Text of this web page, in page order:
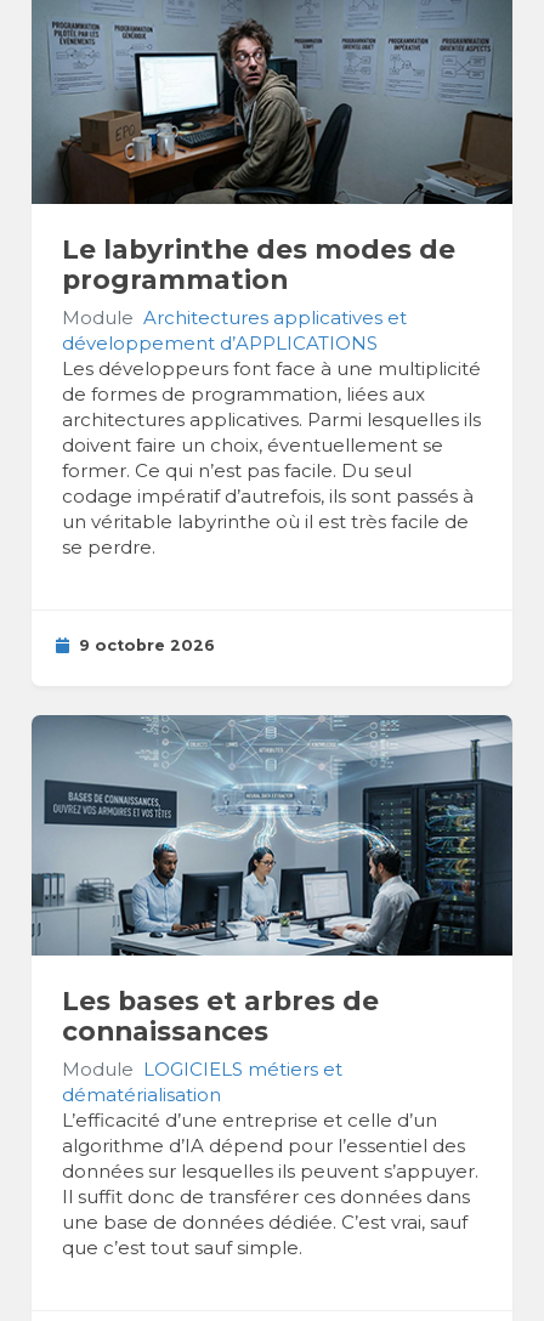
Le labyrinthe des modes de
programmation
Module Architectures applicatives et
développement d’APPLICATIONS
Les développeurs font face à une multiplicité
de formes de programmation, liées aux
architectures applicatives. Parmi lesquelles ils
doivent faire un choix, éventuellement se
former. Ce qui n’est pas facile. Du seul
codage impératif d’autrefois, ils sont passés à
un véritable labyrinthe où il est très facile de
se perdre.
9 octobre 2026
Les bases et arbres de
connaissances
Module LOGICIELS métiers et
dématérialisation
L’efficacité d’une entreprise et celle d’un
algorithme d’IA dépend pour l’essentiel des
données sur lesquelles ils peuvent s’appuyer.
Il suffit donc de transférer ces données dans
une base de données dédiée. C’est vrai, sauf
que c’est tout sauf simple.